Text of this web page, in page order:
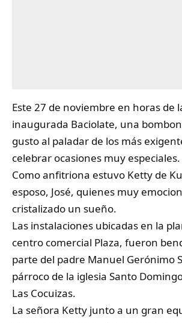
Este 27 de noviembre en horas de
inaugurada Baciolate, una
gusto al paladar de los más
celebrar ocasiones muy especiales.
Como anfitriona estuvo Ketty de
esposo, José, quienes muy
cristalizado un sueño.
Las instalaciones ubicadas en la
centro comercial Plaza, fueron
parte del padre Manuel Gerónimo
párroco de la iglesia Santo
Las Cocuizas.
La señora Ketty junto a un gran